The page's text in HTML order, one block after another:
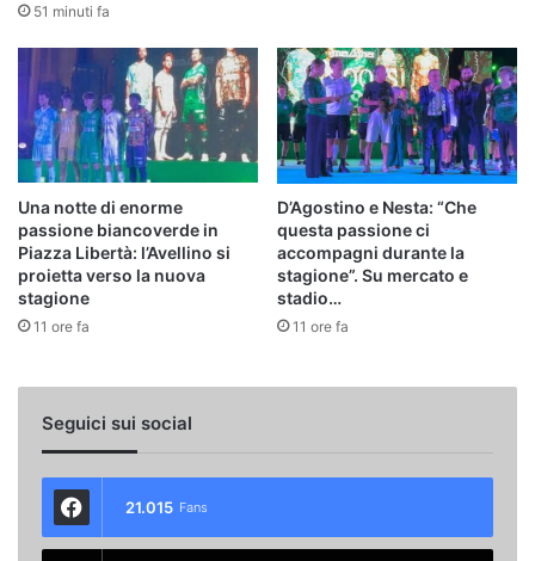
51 minuti fa
Una notte di enorme
passione biancoverde in
Piazza Libertà: l’Avellino si
proietta verso la nuova
stagione
11 ore fa
D’Agostino e Nesta: “Che
questa passione ci
accompagni durante la
stagione”. Su mercato e
stadio…
11 ore fa
Seguici sui social
21.015 Fans